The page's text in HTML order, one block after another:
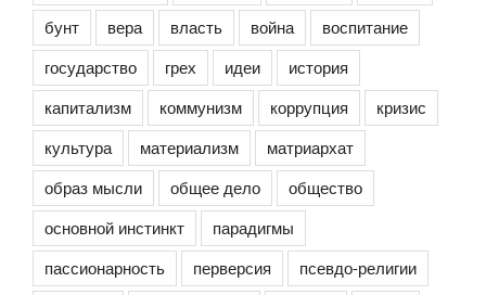
бунт
вера власть война
воспитание
государство
грех идеи
история
капитализм
коммунизм коррупция
кризис
культура
материализм
матриархат
образ мысли
общее дело
общество
основной инстинкт
парадигмы
пассионарность
перверсия
псевдо-религии